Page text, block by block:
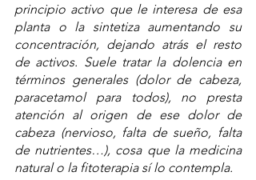
principio activo que le interesa de esa
planta o la sintetiza aumentando su
concentración, dejando atrás el resto
de activos. Suele tratar la dolencia en
términos generales (dolor de cabeza,
paracetamol para todos), no presta
atención al origen de ese dolor de
cabeza (nervioso, falta de sueño, falta
de nutrientes…), cosa que la medicina
natural o la fitoterapia sí lo contempla.